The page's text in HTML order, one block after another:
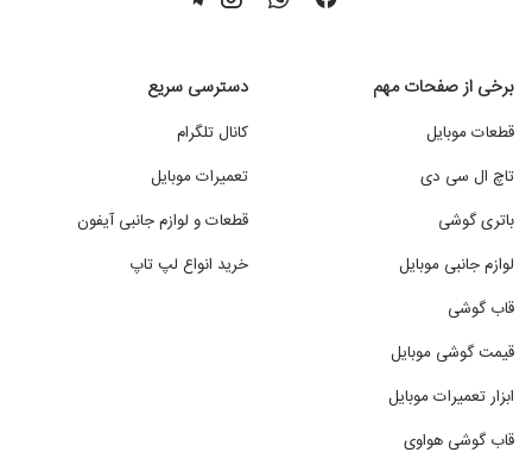
برخی از صفحات مهم
قطعات موبایل
تاچ ال سی دی
باتری گوشی
لوازم جانبی موبایل
قاب گوشی
قیمت گوشی موبایل
ابزار تعمیرات موبایل
قاب گوشی هواوی
دسترسی سریع
کانال تلگرام
تعمیرات موبایل
قطعات و لوازم جانبی آیفون
خرید انواع لپ تاپ